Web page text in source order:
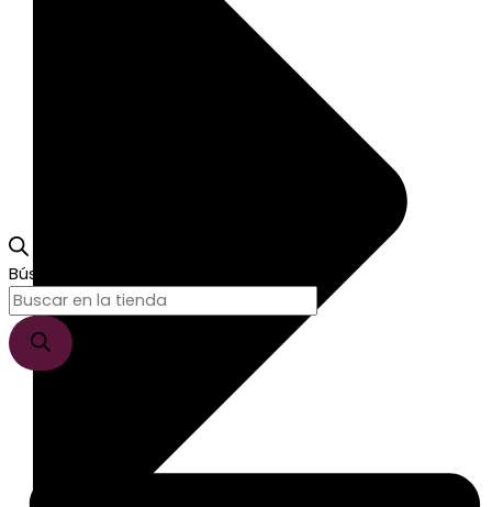
Búsqueda de productos